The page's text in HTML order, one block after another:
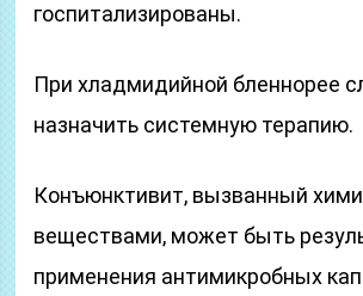
госпитализированы.
При хладмидийной бленнорее
назначить системную терапию.
Конъюнктивит, вызванный
веществами, может быть
применения антимикробных